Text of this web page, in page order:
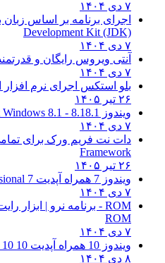
۷ دی ۱۴۰۴
اجرای برنامه بر اساس زبان
Development Kit (JDK)
۷ دی ۱۴۰۴
آنتی ویروس رایگان و قدرتمند
۷ دی ۱۴۰۴
بلو استکس اجرای نرم افزار
۲۶ تیر ۱۴۰۵
ویندوز 8.1
8.1 - Microsoft Windows 8.1
۷ دی ۱۴۰۴
دات نت فریم ورک برای
Framework
۲۶ تیر ۱۴۰۵
ویندوز 7 همراه آپدیت 7 SP1
۷ دی ۱۴۰۴
ROM - برنامه نرو | ابزار رایت حرفه ای و
ROM
۷ دی ۱۴۰۴
ویندوز 10 همراه آپدیت 10 22H2
۸ دی ۱۴۰۴